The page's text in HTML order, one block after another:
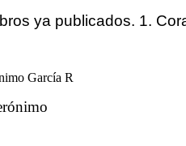
ya publicados. 1.